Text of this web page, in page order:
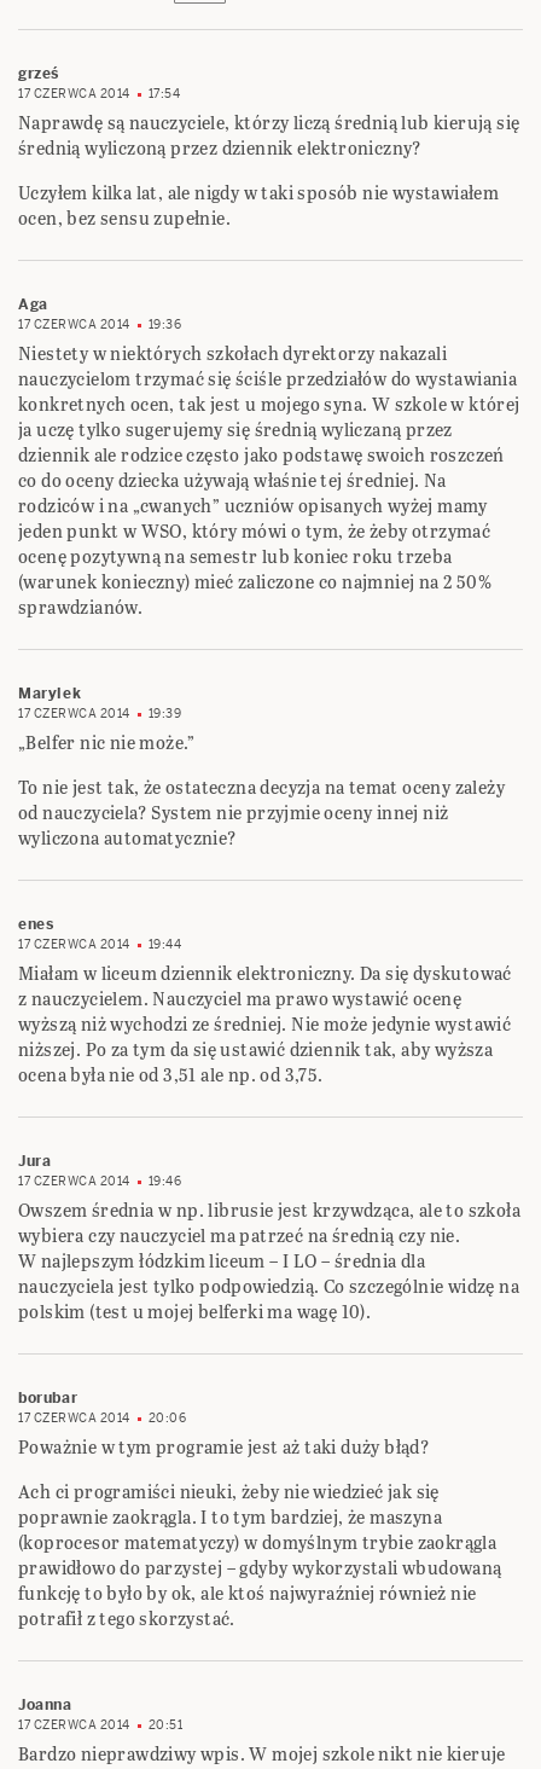
grześ
17 CZERWCA 2014 17:54
Naprawdę są nauczyciele, którzy liczą średnią lub kierują się
średnią wyliczoną przez dziennik elektroniczny?
Uczyłem kilka lat, ale nigdy w taki sposób nie wystawiałem
ocen, bez sensu zupełnie.
Aga
17 CZERWCA 2014 19:36
Niestety w niektórych szkołach dyrektorzy nakazali
nauczycielom trzymać się ściśle przedziałów do wystawiania
konkretnych ocen, tak jest u mojego syna. W szkole w której
ja uczę tylko sugerujemy się średnią wyliczaną przez
dziennik ale rodzice często jako podstawę swoich roszczeń
co do oceny dziecka używają właśnie tej średniej. Na
rodziców i na „cwanych” uczniów opisanych wyżej mamy
jeden punkt w WSO, który mówi o tym, że żeby otrzymać
ocenę pozytywną na semestr lub koniec roku trzeba
(warunek konieczny) mieć zaliczone co najmniej na 2 50%
sprawdzianów.
Marylek
17 CZERWCA 2014 19:39
„Belfer nic nie może.”
To nie jest tak, że ostateczna decyzja na temat oceny zależy
od nauczyciela? System nie przyjmie oceny innej niż
wyliczona automatycznie?
enes
17 CZERWCA 2014 19:44
Miałam w liceum dziennik elektroniczny. Da się dyskutować
z nauczycielem. Nauczyciel ma prawo wystawić ocenę
wyższą niż wychodzi ze średniej. Nie może jedynie wystawić
niższej. Po za tym da się ustawić dziennik tak, aby wyższa
ocena była nie od 3,51 ale np. od 3,75.
Jura
17 CZERWCA 2014 19:46
Owszem średnia w np. librusie jest krzywdząca, ale to szkoła
wybiera czy nauczyciel ma patrzeć na średnią czy nie.
W najlepszym łódzkim liceum – I LO – średnia dla
nauczyciela jest tylko podpowiedzią. Co szczególnie widzę na
polskim (test u mojej belferki ma wagę 10).
borubar
17 CZERWCA 2014 20:06
Poważnie w tym programie jest aż taki duży błąd?
Ach ci programiści nieuki, żeby nie wiedzieć jak się
poprawnie zaokrągla. I to tym bardziej, że maszyna
(koprocesor matematyczy) w domyślnym trybie zaokrągla
prawidłowo do parzystej – gdyby wykorzystali wbudowaną
funkcję to było by ok, ale ktoś najwyraźniej również nie
potrafił z tego skorzystać.
Joanna
17 CZERWCA 2014 20:51
Bardzo nieprawdziwy wpis. W mojej szkole nikt nie kieruje